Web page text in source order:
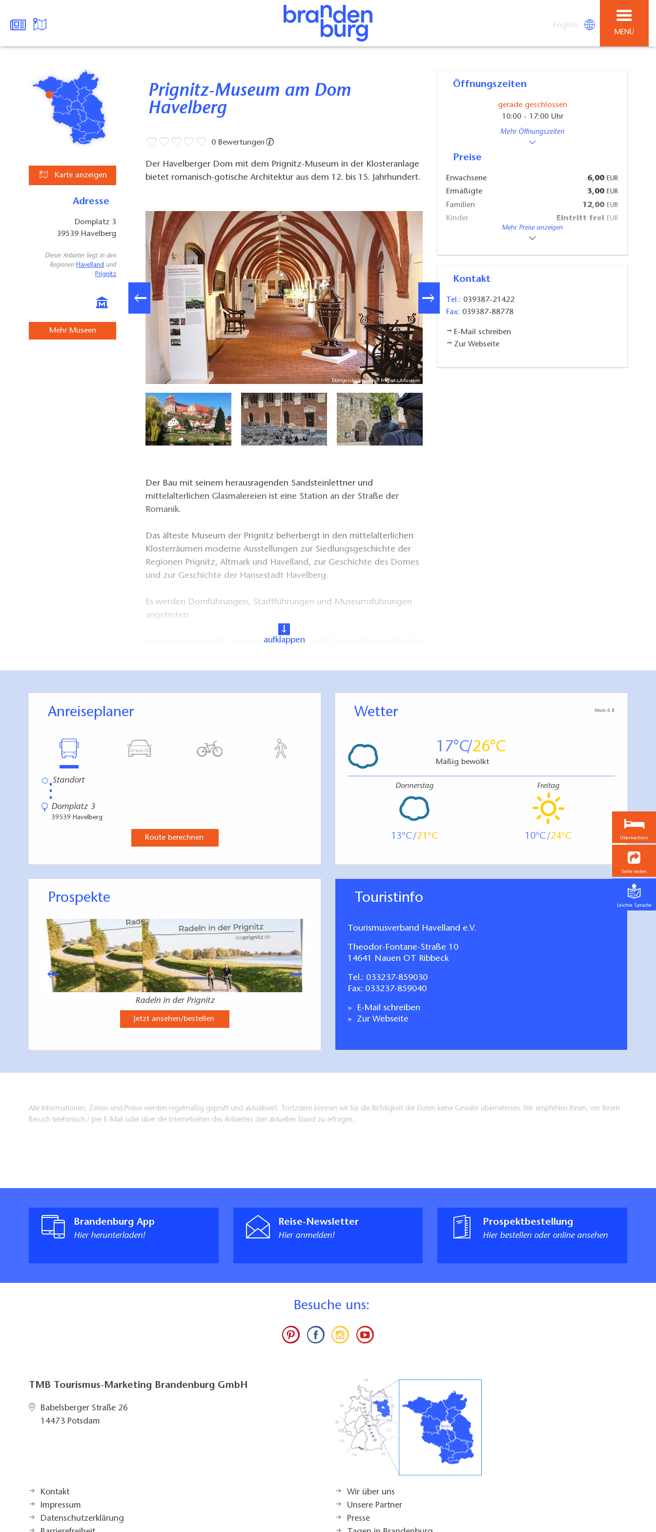
English
MENÜ
Karte anzeigen
Adresse
Domplatz 3
39539 Havelberg
Dieser Anbieter liegt in den
Regionen Havelland und
Prignitz
Mehr Museen
Prignitz-Museum am Dom
Havelberg
0 Bewertungen
Der Havelberger Dom mit dem Prignitz-Museum in der Klosteranlage
bietet romanisch-gotische Architektur aus dem 12. bis 15. Jahrhundert.
Domgeschichte, Foto: Prignitz-Museum
Der Bau mit seinem herausragenden Sandsteinlettner und
mittelalterlichen Glasmalereien ist eine Station an der Straße der
Romanik.
Das älteste Museum der Prignitz beherbergt in den mittelalterlichen
Klosterräumen moderne Ausstellungen zur Siedlungsgeschichte der
Regionen Prignitz, Altmark und Havelland, zur Geschichte des Domes
und zur Geschichte der Hansestadt Havelberg.
Es werden Domführungen, Stadtführungen und Museumsführungen
angeboten.
Museumspädagogik, Sonderausstellungen und Veranstaltungen finden
Wittstock.
aufklappen
Öffnungszeiten
gerade geschlossen
10:00 - 17:00 Uhr
Mehr Öffnungszeiten
Preise
Erwachsene 6,00 EUR
Ermäßigte 3,00EUR
Familien 12,00EUR
Kinder Eintritt frei EUR
Der Besuch des Museums ist eintrittspflichtig.
Mehr Preise anzeigen
Kontakt
Tel.: 039387-21422
Fax: 039387-88778
E-Mail schreiben
Zur Webseite
Anreiseplaner
⋮
Domplatz 3
39539 Havelberg
Route berechnen
Wetter Heute, 6. 8.
17 26
Mäßig bewölkt
Donnerstag
13 21
Freitag
10 24
Prospekte
Radeln in der Prignitz
Jetzt ansehen/bestellen Jetzt ansehen/bestellen
Touristinfo
Tourismusverband Havelland e.V.
Theodor-Fontane-Straße 10
14641 Nauen OT Ribbeck
Tel.: 033237-859030
Fax: 033237-859040
E-Mail schreiben
Zur Webseite
Alle Informationen, Zeiten und Preise werden regelmäßig geprüft und aktualisiert. Trotzdem können wir für die Richtigkeit der Daten keine Gewähr übernehmen. Wir empfehlen Ihnen, vor Ihrem
Besuch telefonisch / per E-Mail oder über die Internetseiten des Anbieters den aktuellen Stand zu erfragen.
Brandenburg App
Hier herunterladen!
Reise-Newsletter
Hier anmelden!
Prospektbestellung
Hier bestellen oder online ansehen
Besuche uns:
TMB Tourismus-Marketing Brandenburg GmbH
Babelsberger Straße 26
14473 Potsdam
Kontakt
Impressum
Datenschutzerklärung
Wir über uns
Unsere Partner
Presse
Übernachten
Seite teilen
Leichte Sprache